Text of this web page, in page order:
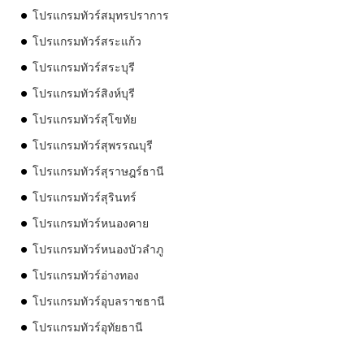
โปรแกรมทัวร์สมุทรปราการ
โปรแกรมทัวร์สระแก้ว
โปรแกรมทัวร์สระบุรี
โปรแกรมทัวร์สิงห์บุรี
โปรแกรมทัวร์สุโขทัย
โปรแกรมทัวร์สุพรรณบุรี
โปรแกรมทัวร์สุราษฎร์ธานี
โปรแกรมทัวร์สุรินทร์
โปรแกรมทัวร์หนองคาย
โปรแกรมทัวร์หนองบัวลำภู
โปรแกรมทัวร์อ่างทอง
โปรแกรมทัวร์อุบลราชธานี
โปรแกรมทัวร์อุทัยธานี